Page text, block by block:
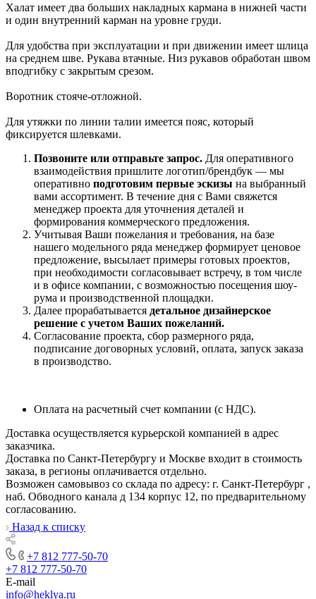
Халат имеет два больших накладных кармана в нижней части
и один внутренний карман на уровне груди.
Для удобства при эксплуатации и при движении имеет шлица
на среднем шве. Рукава втачные. Низ рукавов обработан швом
вподгибку с закрытым срезом.
Воротник стояче-отложной.
Для утяжки по линии талии имеется пояс, который
фиксируется шлевками.
Позвоните или отправьте запрос. Для оперативного
взаимодействия пришлите логотип/брендбук — мы
оперативно подготовим первые эскизы на выбранный
вами ассортимент. В течение дня с Вами свяжется
менеджер проекта для уточнения деталей и
формирования коммерческого предложения.
Учитывая Ваши пожелания и требования, на базе
нашего модельного ряда менеджер формирует ценовое
предложение, высылает примеры готовых проектов,
при необходимости согласовывает встречу, в том числе
и в офисе компании, с возможностью посещения шоу-
рума и производственной площадки.
Далее прорабатывается детальное дизайнерское
решение с учетом Ваших пожеланий.
Согласование проекта, сбор размерного ряда,
подписание договорных условий, оплата, запуск заказа
в производство.
Оплата на расчетный счет компании (с НДС).
Доставка осуществляется курьерской компанией в адрес
заказчика.
Доставка по Санкт-Петербургу и Москве входит в стоимость
заказа, в регионы оплачивается отдельно.
Возможен самовывоз со склада по адресу: г. Санкт-Петербург ,
наб. Обводного канала д 134 корпус 12, по предварительному
согласованию.
Назад к списку
+7 812 777-50-70
+7 812 777-50-70
E-mail
info@heklya.ru